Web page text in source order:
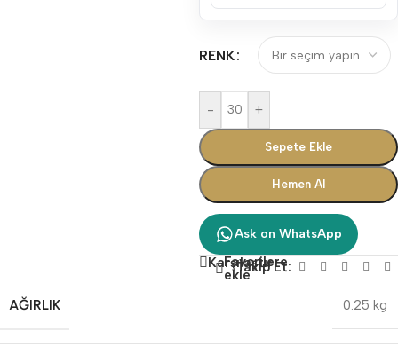
RENK
- +
Sepete Ekle
Hemen Al
Ask on WhatsApp
Karşılaştır
Favorilere
ekleTakip Et:
AĞIRLIK 0.25 kg